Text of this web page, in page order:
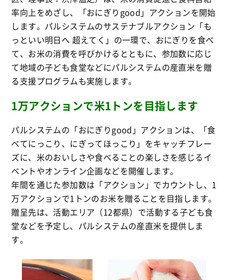
率向上をめざし、「おにぎりgood」アクションを開始
します。パルシステムのサステナブルアクション「も
っといい明日へ 超えてく」の一環で、おにぎりを食べ
て、お米の消費を呼びかけるとともに、参加数に応じ
て地域の子ども食堂などにパルシステムの産直米を贈
る支援プログラムも実施します。
1万アクションで米1トンを目指します
パルシステムの「おにぎりgood」アクションは、「食
べてにっこり、にぎってほっこり」をキャッチフレー
ズに、米のおいしさや食べることの楽しさを感じるイ
ベントやオンライン企画などを開催します。
年間を通じた参加数は「アクション」でカウントし、1
万アクションで1トンのお米を贈ることを目指します。
贈呈先は、活動エリア（12都県）で活動する子ども食
堂などを予定し、パルシステムの産直米を提供しま
す。